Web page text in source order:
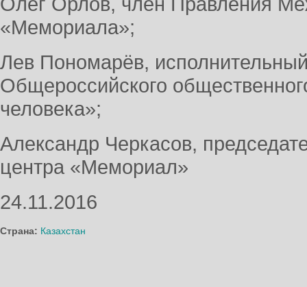
«Мемориала»;
Лев Пономарёв,
Общероссийского
человека»;
Александр Черкасов,
центра «Мемориал»
24.11.2016
Страна: Казахстан